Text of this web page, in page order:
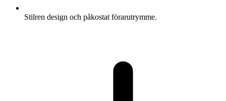
Stilren design och påkostat förarutrymme.